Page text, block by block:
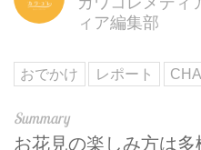
ィア編集部
おでかけ レポート
お花見の楽しみ方は多